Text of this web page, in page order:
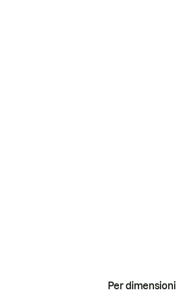
Per dimensioni